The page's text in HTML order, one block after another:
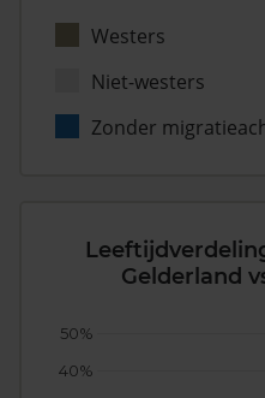
Westers
Niet-westers
Zonder
Gelderland
40%
50%